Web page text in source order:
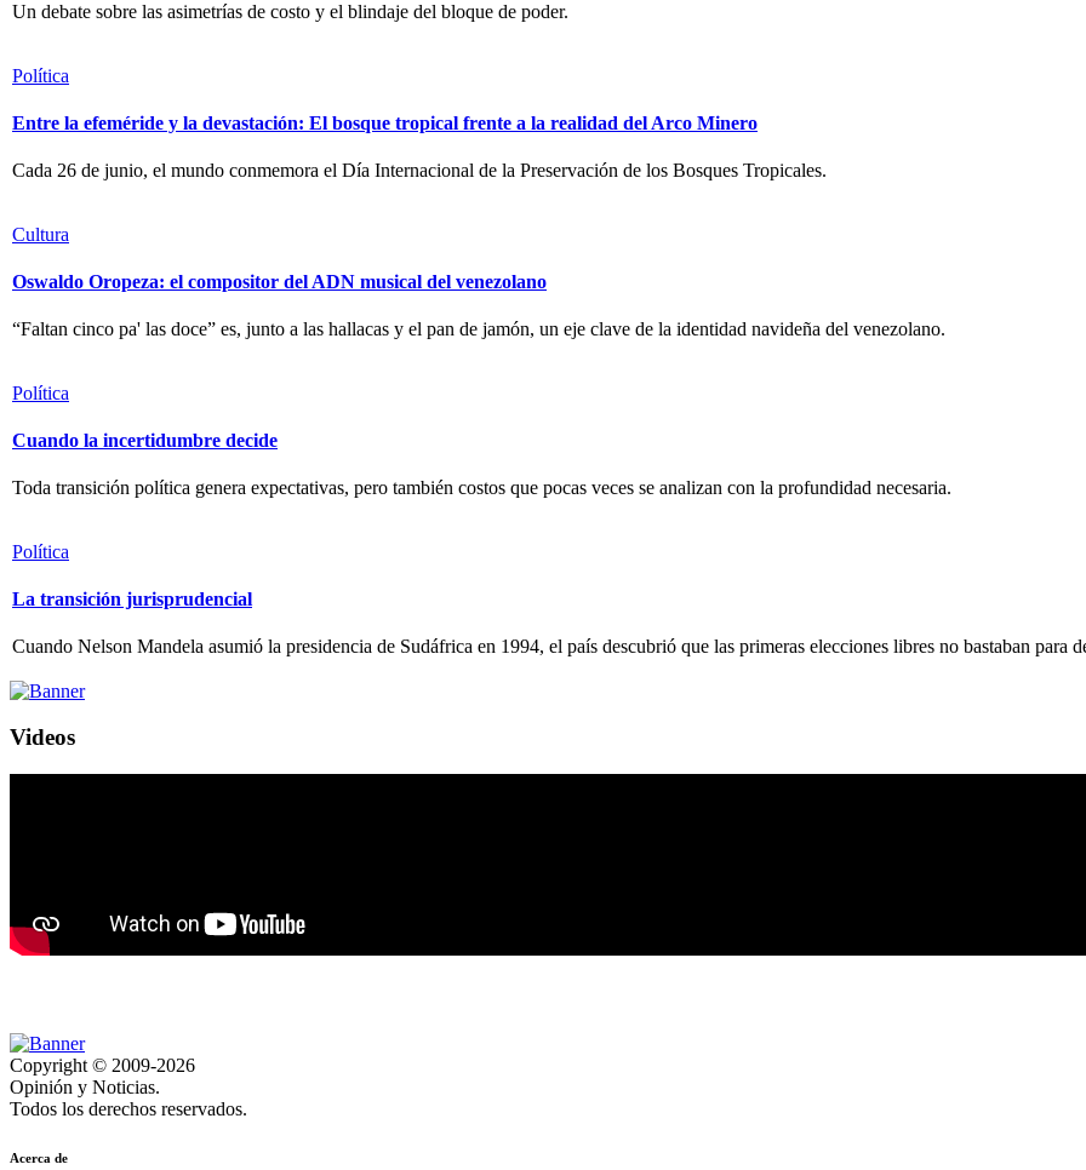
Un debate sobre las asimetrías de costo y el blindaje del bloque de poder.
Política
Entre la efeméride y la devastación: El bosque tropical frente a la realidad del Arco Minero
Cada 26 de junio, el mundo conmemora el Día Internacional de la Preservación de los Bosques Tropicales.
Cultura
Oswaldo Oropeza: el compositor del ADN musical del venezolano
“Faltan cinco pa' las doce” es, junto a las hallacas y el pan de jamón, un eje clave de la identidad navideña del venezolano.
Política
Cuando la incertidumbre decide
Toda transición política genera expectativas, pero también costos que pocas veces se analizan con la profundidad necesaria.
Política
La transición jurisprudencial
Cuando Nelson Mandela asumió la presidencia de Sudáfrica en 1994, el país descubrió que las primeras elecciones libres no bastaban para
Videos
Copyright © 2009-2026
Opinión y Noticias.
Todos los derechos reservados.
Acerca de